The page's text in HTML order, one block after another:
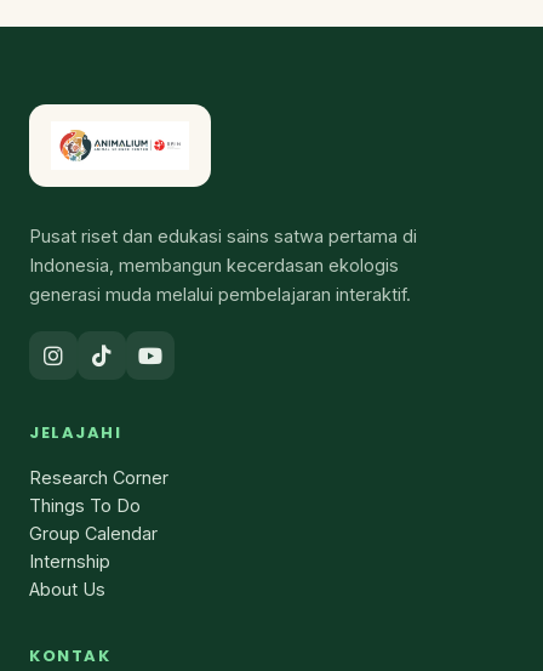
Pusat riset dan edukasi sains satwa pertama di
Indonesia, membangun kecerdasan ekologis
generasi muda melalui pembelajaran interaktif.
JELAJAHI
Research Corner
Things To Do
Group Calendar
Internship
About Us
KONTAK